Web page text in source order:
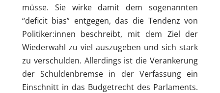
müsse. Sie wirke damit dem sogenannten
“deficit bias” entgegen, das die Tendenz von
Politiker:innen beschreibt, mit dem Ziel der
Wiederwahl zu viel auszugeben und sich stark
zu verschulden. Allerdings ist die Verankerung
der Schuldenbremse in der Verfassung ein
Einschnitt in das Budgetrecht des Parlaments.